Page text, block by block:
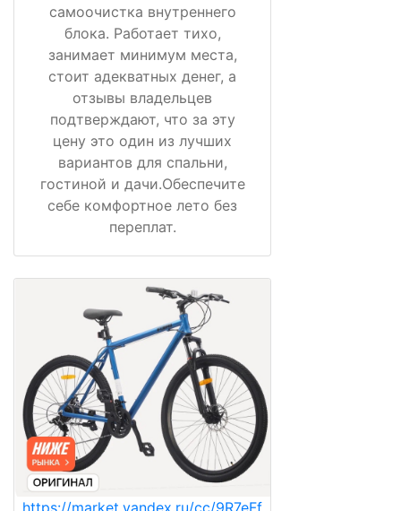
самоочистка внутреннего
блока. Работает тихо,
занимает минимум места,
стоит адекватных денег, а
отзывы владельцев
подтверждают, что за эту
цену это один из лучших
вариантов для спальни,
гостиной и дачи.Обеспечите
себе комфортное лето без
переплат.